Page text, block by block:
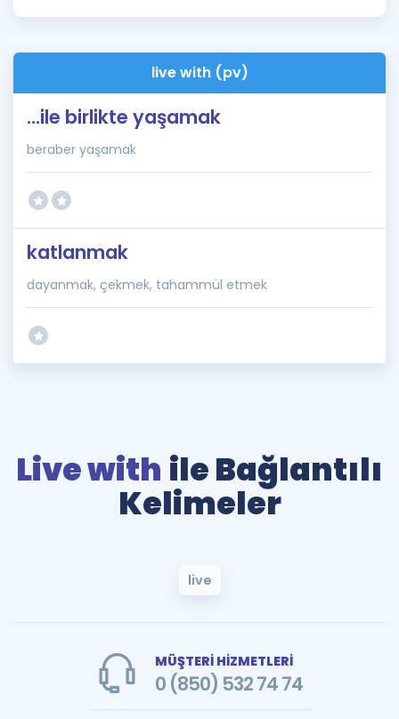
İngilizce Gramer
live with (pv)
...ile birlikte yaşamak
beraber yaşamak
katlanmak
dayanmak, çekmek, tahammül etmek
Live with ile Bağlantılı
Kelimeler
live
MÜŞTERİ HİZMETLERİ
0 (850) 532 74 74